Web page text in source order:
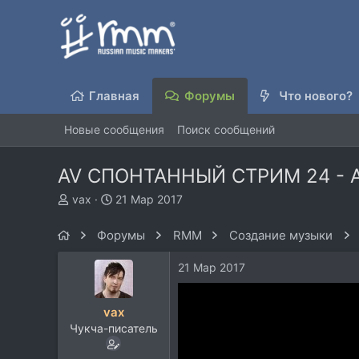
Главная Форумы Что нового?
Новые сообщения Поиск сообщений
AV СПОНТАННЫЙ СТРИМ 24 -
А
vax
Д
а
н
а
ч
л
а
21 Мар 2017
Форумы RMM Создание музыки
vax
Чукча-писатель
21 Мар 2017